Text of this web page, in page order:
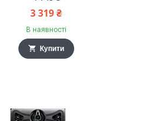
3 319 ₴
В наявності
Купити